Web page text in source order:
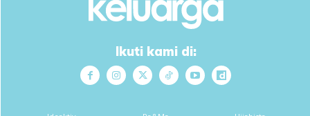
Ikuti kami di: